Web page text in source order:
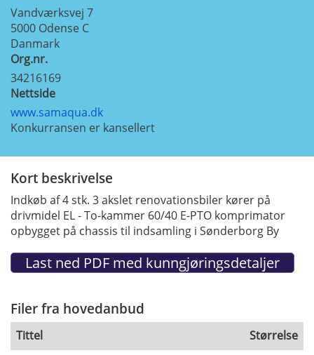
Vandværksvej 7
5000 Odense C
Danmark
Org.nr.
34216169
Nettside
www.samaqua.dk
Konkurransen er kansellert
Kort beskrivelse
Indkøb af 4 stk. 3 akslet renovationsbiler kører på
drivmidel EL - To-kammer 60/40 E-PTO komprimator
opbygget på chassis til indsamling i Sønderborg By
Filer fra hovedanbud
Tittel
Størrelse